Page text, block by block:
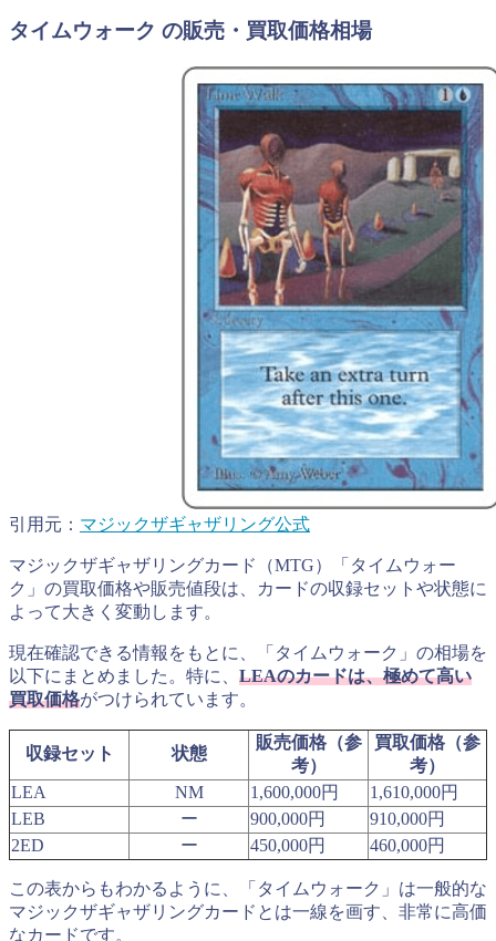
タイムウォーク の販売・買取価格相場
引用元： マジックザギャザリング公式
マジックザギャザリングカード（MTG）「タイムウォー
ク」の買取価格や販売値段は、カードの収録セットや状態に
よって大きく変動します。
現在確認できる情報をもとに、「タイムウォーク」の相場を
以下にまとめました。特に、 LEAのカードは、極めて高い
買取価格がつけられています。
収録セット 状態
販売価格（参
考）
買取価格（参
考）
LEA
NM 1,600,000円
1,610,000円
LEB
ー 900,000円
910,000円
2ED
ー 450,000円 460,000円
この表からもわかるように、「タイムウォーク」は一般的な
マジックザギャザリングカードとは一線を画す、非常に高価
なカードです。